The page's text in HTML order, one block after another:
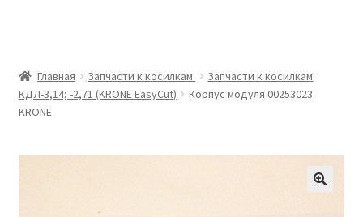
Главная Запчасти к косилкам.
Запчасти к косилкам
КДЛ-3,14; -2,71 (KRONE EasyCut)
Корпус модуля 00253023
KRONE